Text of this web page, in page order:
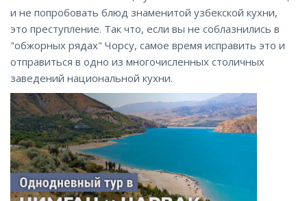
и не попробовать блюд знаменитой узбекской кухни,
это преступление. Так что, если вы не соблазнились в
"обжорных рядах" Чорсу, самое время исправить это и
отправиться в одно из многочисленных столичных
заведений национальной кухни.